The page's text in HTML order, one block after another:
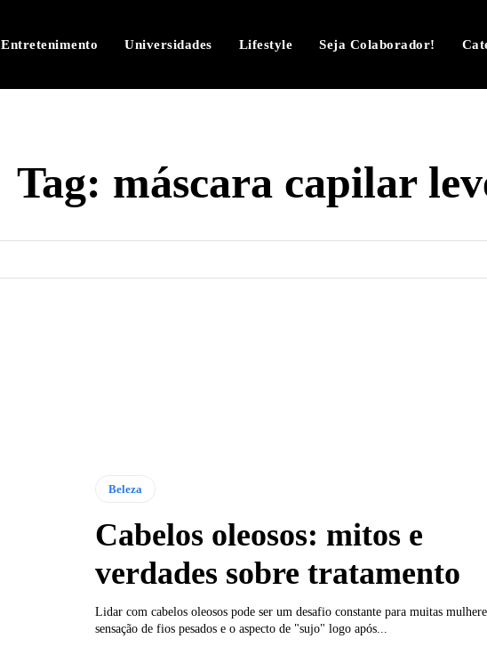
Entretenimento Universidades Lifestyle Seja Colaborador!
Tag: máscara capilar
Beleza
Cabelos oleosos: mitos e
verdades sobre tratamento
Lidar com cabelos oleosos pode ser um desafio constante para muitas
sensação de fios pesados e o aspecto de "sujo" logo após...